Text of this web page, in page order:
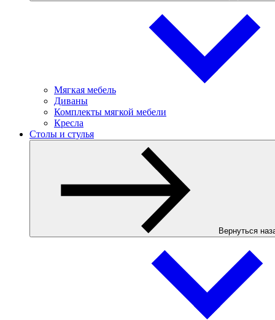
Мягкая мебель
Диваны
Комплекты мягкой мебели
Кресла
Столы и стулья
Вернуться